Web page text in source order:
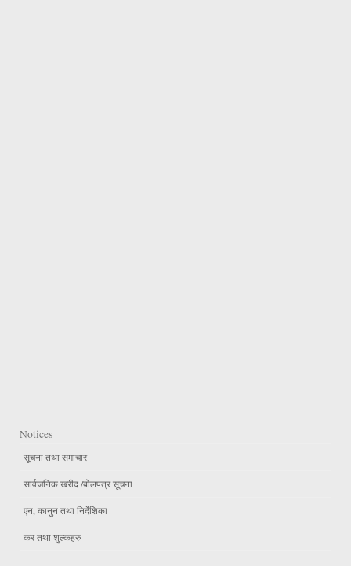
Notices
सूचना तथा समाचार
सार्वजनिक खरीद /बोलपत्र सूचना
एन, कानुन तथा निर्देशिका
कर तथा शुल्कहरु